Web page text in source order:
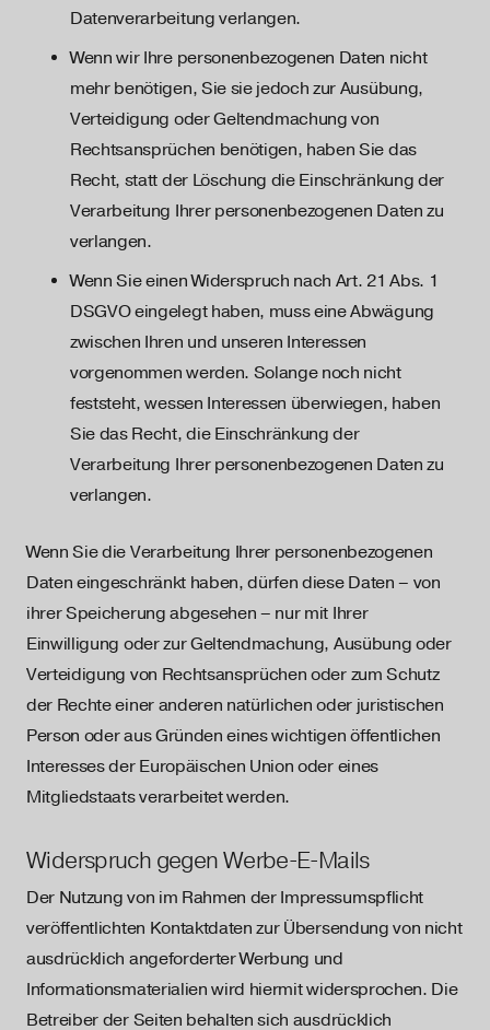
Datenverarbeitung verlangen.
Wenn wir Ihre personenbezogenen Daten nicht
mehr benötigen, Sie sie jedoch zur Ausübung,
Verteidigung oder Geltendmachung von
Rechtsansprüchen benötigen, haben Sie das
Recht, statt der Löschung die Einschränkung der
Verarbeitung Ihrer personenbezogenen Daten zu
verlangen.
Wenn Sie einen Widerspruch nach Art. 21 Abs. 1
DSGVO eingelegt haben, muss eine Abwägung
zwischen Ihren und unseren Interessen
vorgenommen werden. Solange noch nicht
feststeht, wessen Interessen überwiegen, haben
Sie das Recht, die Einschränkung der
Verarbeitung Ihrer personenbezogenen Daten zu
verlangen.
Wenn Sie die Verarbeitung Ihrer personenbezogenen
Daten eingeschränkt haben, dürfen diese Daten – von
ihrer Speicherung abgesehen – nur mit Ihrer
Einwilligung oder zur Geltendmachung, Ausübung oder
Verteidigung von Rechtsansprüchen oder zum Schutz
der Rechte einer anderen natürlichen oder juristischen
Person oder aus Gründen eines wichtigen öffentlichen
Interesses der Europäischen Union oder eines
Mitgliedstaats verarbeitet werden.
Widerspruch gegen Werbe-E-Mails
Der Nutzung von im Rahmen der Impressumspflicht
veröffentlichten Kontaktdaten zur Übersendung von nicht
ausdrücklich angeforderter Werbung und
Informationsmaterialien wird hiermit widersprochen. Die
Betreiber der Seiten behalten sich ausdrücklich